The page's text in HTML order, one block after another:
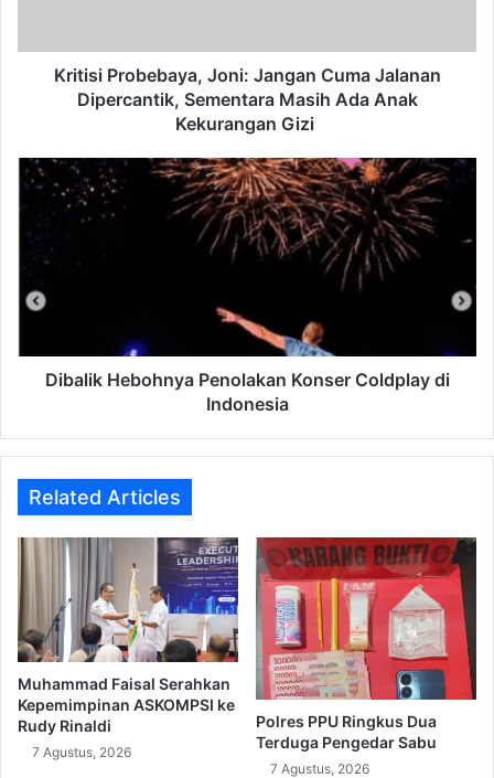
Masih
Kritisi Probebaya, Joni: Jangan Cuma Jalanan
Dipercantik, Sementara Masih Ada Anak
Kekurangan Gizi
Dibalik
Hebohnya
Penolakan
Konser
Coldplay
Indonesia
Dibalik Hebohnya Penolakan Konser Coldplay di
Indonesia
Related Articles
Muhammad Faisal Serahkan
Kepemimpinan ASKOMPSI ke
Rudy Rinaldi
7 Agustus, 2026
Polres PPU Ringkus Dua
Terduga Pengedar Sabu
7 Agustus, 2026